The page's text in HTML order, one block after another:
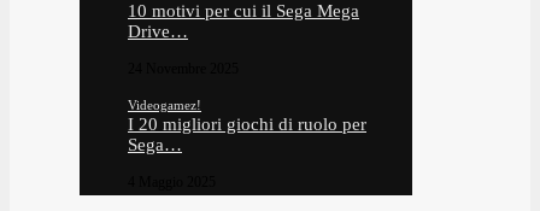
10 motivi per cui il Sega Mega
Drive…
Videogamez!
I 20 migliori giochi di ruolo per
Sega…